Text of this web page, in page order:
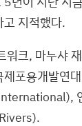
고 지적했다.
워크, 마누샤
포용개발연